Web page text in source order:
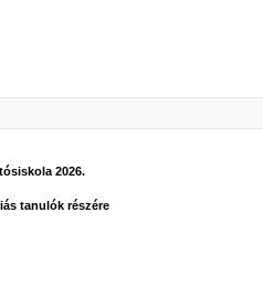
2026.
tanulók részére